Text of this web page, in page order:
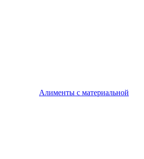
Алименты с материальной